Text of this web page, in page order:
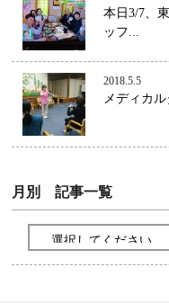
本日3/7、
ッフ...
2018.5.5
メディカ
月別 記事一覧